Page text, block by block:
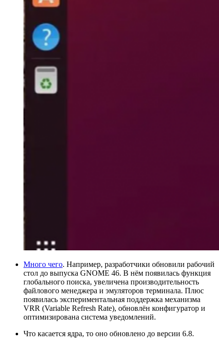
Много чего. Например, разработчики обновили рабочий
стол до выпуска GNOME 46. В нём появилась функция
глобального поиска, увеличена производительность
файлового менеджера и эмуляторов терминала. Плюс
появилась экспериментальная поддержка механизма
VRR (Variable Refresh Rate), обновлён конфигуратор и
оптимизирована система уведомлений.
Что касается ядра, то оно обновлено до версии 6.8.